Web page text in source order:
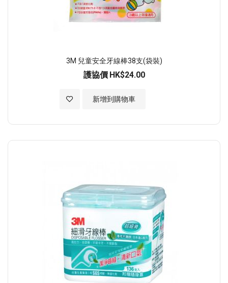
3M 兒童安全牙線棒38支(袋裝)
護協價 HK$24.00
新增到購物車
加入至願望清單